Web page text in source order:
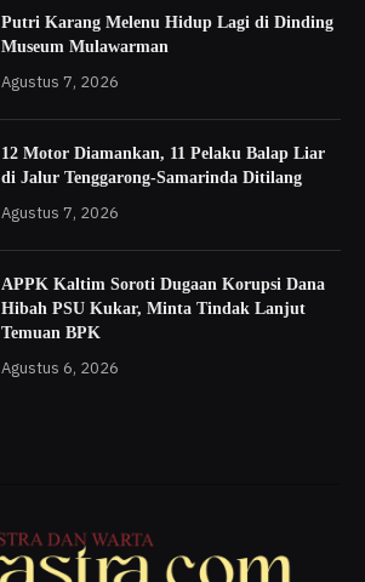
Putri Karang Melenu Hidup Lagi di Dinding
Museum Mulawarman
Agustus 7, 2026
12 Motor Diamankan, 11 Pelaku Balap Liar
di Jalur Tenggarong-Samarinda Ditilang
Agustus 7, 2026
APPK Kaltim Soroti Dugaan Korupsi Dana
Hibah PSU Kukar, Minta Tindak Lanjut
Temuan BPK
Agustus 6, 2026